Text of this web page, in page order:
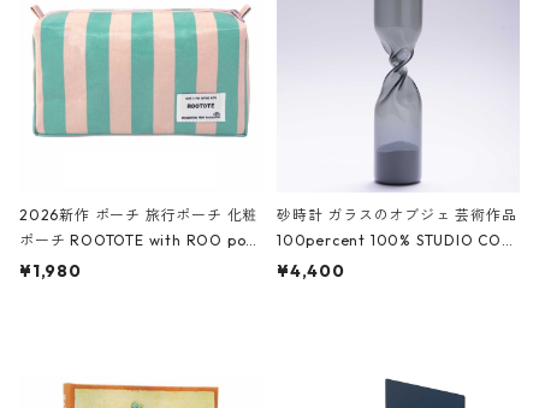
ーガンディー、オフホワイト
2026新作 ポーチ 旅行ポーチ 化粧
ポーチ ROOTOTE with ROO pou
ch 3532 ルートート WR.ポーチ.ラ
¥1,980
砂時計 ガラスのオブジェ 芸術作品
100percent 100% STUDIO COH
AKU Timeless 100パーセント ス
¥4,400